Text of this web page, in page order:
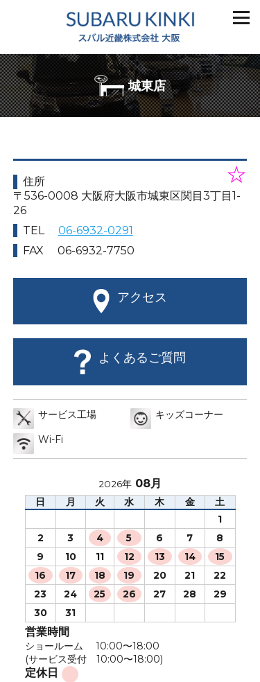
城東店
☆
住所
〒536-0008 大阪府大阪市城東区関目3丁目1-
26
TEL
06-6932-0291
FAX
06-6932-7750
アクセス
よくあるご質問
サービス工場
キッズコーナー
Wi-Fi
2026年 08月
日 月 火 水 木 金 土
1
2
3 4 5 6 7
8
9
10 11 12 13 14
15
16
17 18 19 20 21
22
23
24 25 26 27 28
29
30
31
営業時間
ショールーム 10:00〜18:00
(サービス受付 10:00〜18:00)
定休日